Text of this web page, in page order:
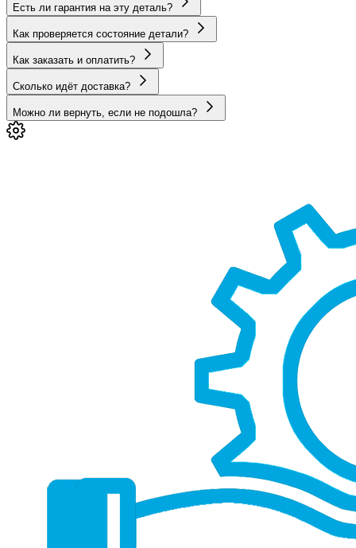
Есть ли гарантия на эту деталь?
Как проверяется состояние детали?
Как заказать и оплатить?
Сколько идёт доставка?
Можно ли вернуть, если не подошла?